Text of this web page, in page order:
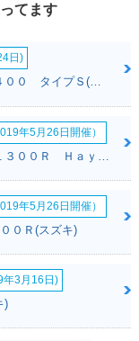
てます
日)
スカイさん:スカイウェイブ４００ タイプＳ(スズキ)
年5月26日開催）
年5月26日開催）
０Ｒ(スズキ)
年3月16日)
)